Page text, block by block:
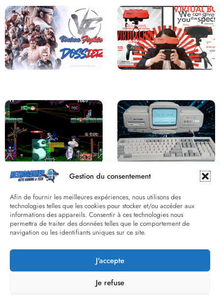
Gestion du consentement
Afin de fournir les meilleures expériences, nous utilisons des
technologies telles que les cookies pour stocker et/ou accéder aux
informations des appareils. Consentir à ces technologies nous
permettra de traiter des données telles que le comportement de
navigation ou les identifiants uniques sur ce site.
J'accepte
Je refuse
Derrière le pixel : L’art caché de la
hitbox
Une machine incroyable et
inconnue : le Batong BT-686
Street Fighter II : L’Odyssée d’une
Légende du versus fighting violence 8 bits faisait débat